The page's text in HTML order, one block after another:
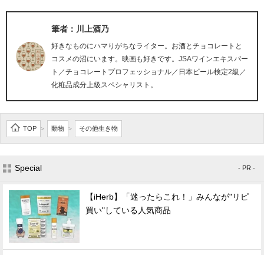
筆者：川上酒乃
好きなものにハマりがちなライター。お酒とチョコレートと
コスメの沼にいます。映画も好きです。JSAワインエキスパー
ト／チョコレートプロフェッショナル／日本ビール検定2級／
化粧品成分上級スペシャリスト。
TOP > 動物 > その他生き物
Special - PR -
【iHerb】「迷ったらこれ！」みんなが"リピ
買い"している人気商品